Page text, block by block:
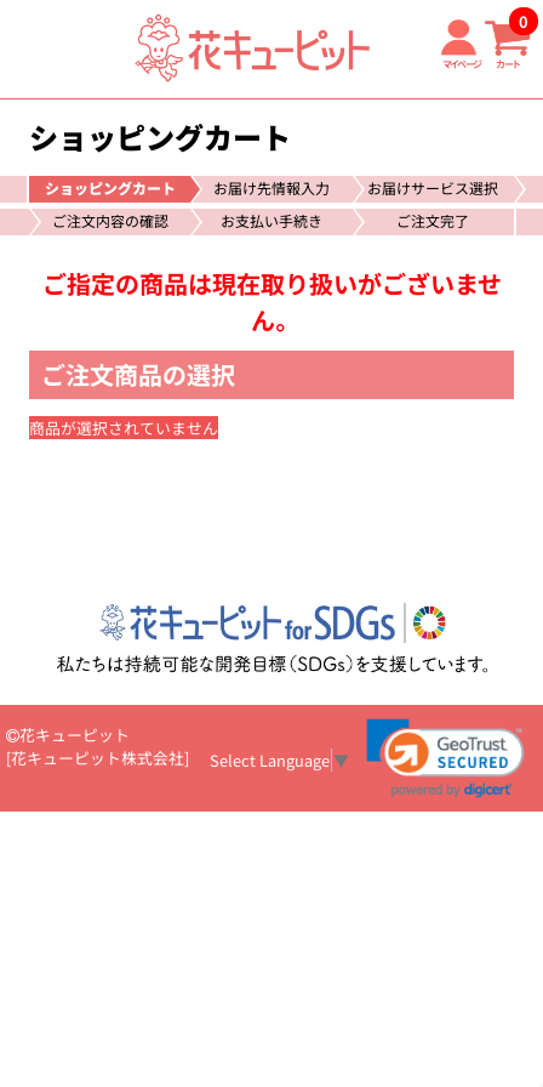
マイページ カート
0
ショッピングカート
ショッピングカート お届け先情報入力
お届けサービス選択
ご注文内容の確認
お支払い手続き ご注文完了
ご指定の商品は現在取り扱いがございませ
ん。
ご注文商品の選択
商品が選択されていません
花キューピット
[花キューピット株式会社] Select Language▼